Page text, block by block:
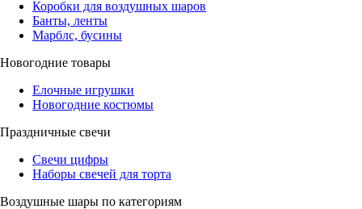
Коробки для воздушных шаров
Банты, ленты
Марблс, бусины
Новогодние товары
Елочные игрушки
Новогодние костюмы
Праздничные свечи
Свечи цифры
Наборы свечей для торта
Воздушные шары по категориям